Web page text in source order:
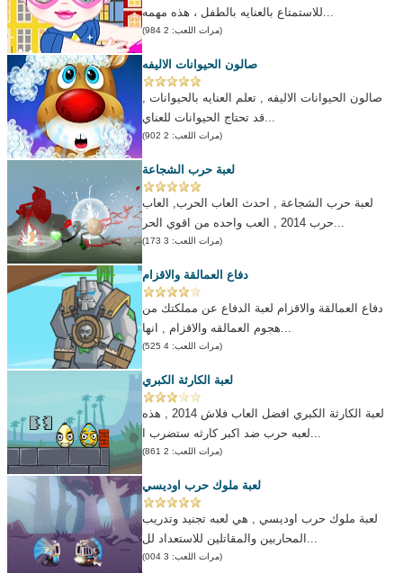
(مرات اللعب: 2 984)
صالون الحيوانات الاليفه
صالون الحيوانات الاليفه , تعلم العنايه بالحيوانات ,
(مرات اللعب: 2 902)
لعبة حرب الشجاعة
لعبة حرب الشجاعة , احدث العاب الحرب, العاب
(مرات اللعب: 3 173)
دفاع العمالقة والاقزام
دفاع العمالقة والاقزام لعبة الدفاع عن مملكتك من
(مرات اللعب: 4 525)
لعبة الكارثة الكبري
لعبة الكارثة الكبري افضل العاب فلاش 2014 , هذه
(مرات اللعب: 2 861)
لعبة ملوك حرب اوديسي
لعبة ملوك حرب اوديسي , هي لعبه تجنيد وتدريب
(مرات اللعب: 3 004)